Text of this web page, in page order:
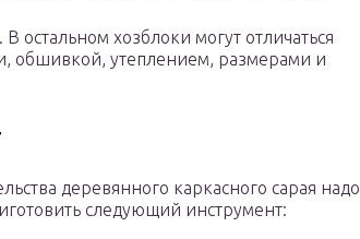
остальном хозблоки могут отличаться
обшивкой, утеплением, размерами и
деревянного каркасного сарая надо
следующий инструмент: